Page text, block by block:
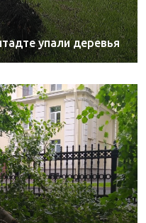
упали деревья